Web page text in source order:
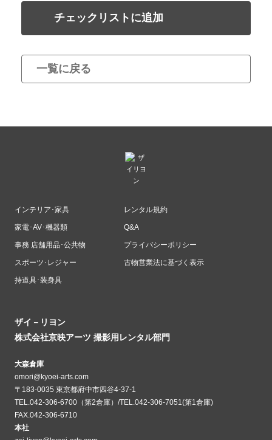
チェックリストに追加
一覧に戻る
インテリア･家具
家電･AV･機器類
事務 店舗用品･公共物
スポーツ･レジャー
持道具･装身具
レンタル規約
Q&A
プライバシーポリシー
古物営業法に基づく表示
ザイ－リヨン
株式会社京映アーツ 撮影用レンタル部門
大森倉庫
omori@kyoei-arts.com
〒183-0035 東京都府中市四谷4-37-1
TEL.042-306-6700（第2倉庫）/TEL.042-306-7051(第1倉庫)
FAX.042-306-6710
本社